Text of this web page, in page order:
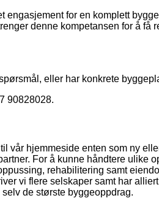
engasjement for en komplett
denne kompetansen for å få
eller har konkrete
90828028.
vår hjemmeside enten som ny
For å kunne håndtere ulike
rehabilitering samt
vi flere selskaper samt har
de største byggeoppdrag.